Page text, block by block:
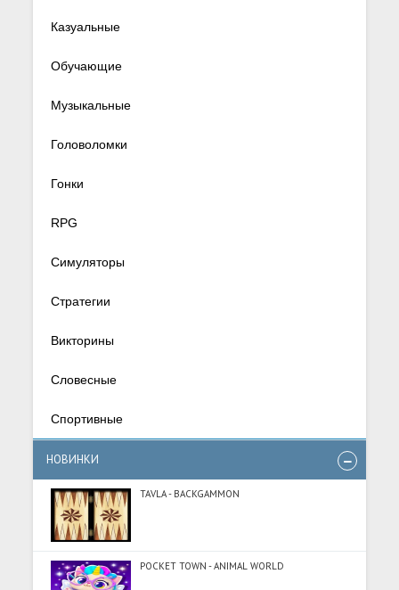
Казуальные
Обучающие
Музыкальные
Головоломки
Гонки
RPG
Симуляторы
Стратегии
Викторины
Словесные
Спортивные
НОВИНКИ
TAVLA - BACKGAMMON
POCKET TOWN - ANIMAL WORLD